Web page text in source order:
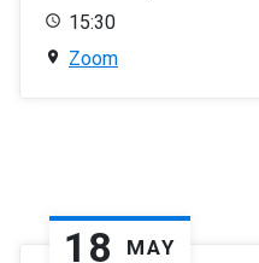
15:30
Zoom
18 MAY